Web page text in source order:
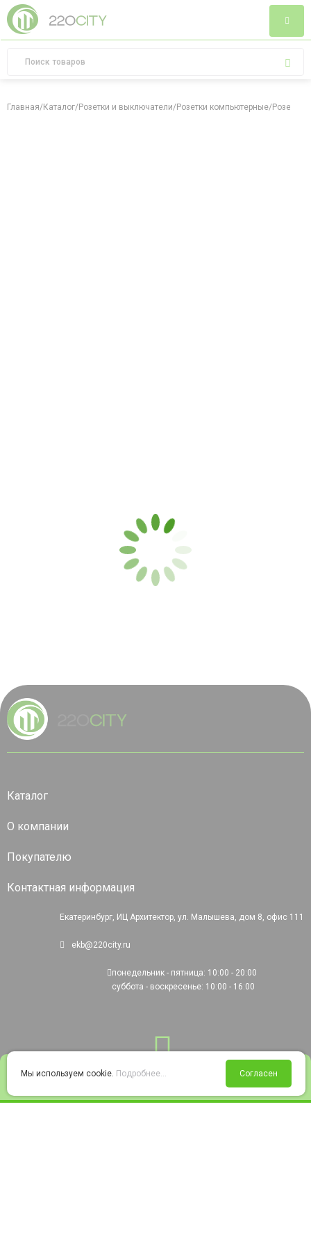
Войти Избранное Корзина
Главная/Каталог/Розетки и выключатели/Розетки компьютерные/Розетка
Каталог
О компании
Покупателю
Контактная информация
Екатеринбург, ИЦ Архитектор, ул. Малышева, дом 8, офис 111
ekb@220city.ru
понедельник - пятница: 10:00 - 20:00
суббота - воскресенье: 10:00 - 16:00
Мы используем cookie. Подробнее... Согласен